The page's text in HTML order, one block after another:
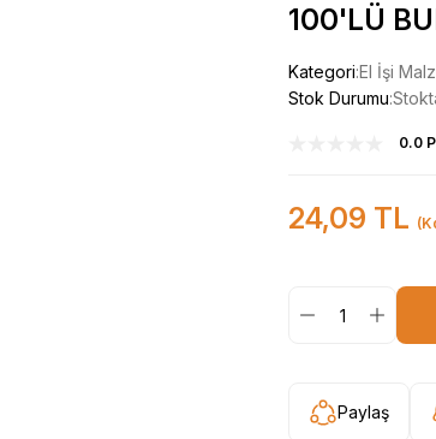
100'LÜ
Kategori El İşi
Stok Durumu
0.0
24,09 TL
Paylaş